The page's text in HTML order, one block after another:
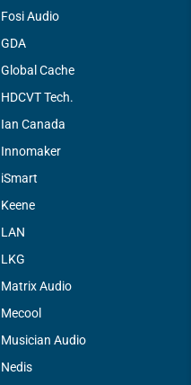
Fosi Audio
GDA
Global Cache
HDCVT Tech.
Ian Canada
Innomaker
iSmart
Keene
LAN
LKG
Matrix Audio
Mecool
Musician Audio
Nedis